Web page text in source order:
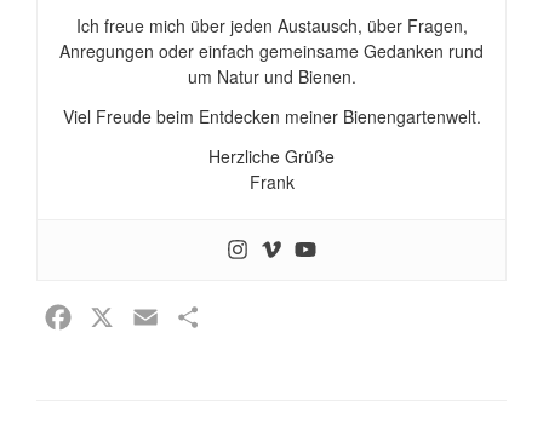
Ich freue mich über jeden Austausch, über Fragen,
Anregungen oder einfach gemeinsame Gedanken rund
um Natur und Bienen.
Viel Freude beim Entdecken meiner Bienengartenwelt.
Herzliche Grüße
Frank